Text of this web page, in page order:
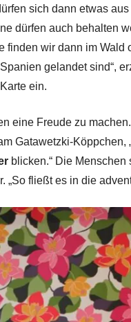
sich dann etwas
dürfen auch behalten
finden wir dann im Wald
gelandet sind“,
ein.
eine Freude zu
Gatawetzki-
blicken.“ Die Menschen
„So fließt es in die